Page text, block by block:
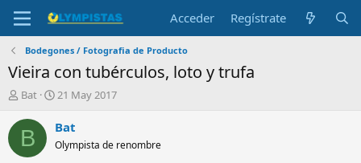
Acceder Regístrate
Bodegones / Fotografia de Producto
Vieira con tubérculos, loto y trufa
I
i
c
Bat
F
c
a
21 May 2017
B Bat
Olympista de renombre